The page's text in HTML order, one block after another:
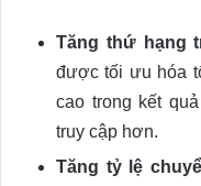
Tăng thứ hạng
được tối ưu hóa
cao trong kết
truy cập hơn.
Tăng tỷ lệ